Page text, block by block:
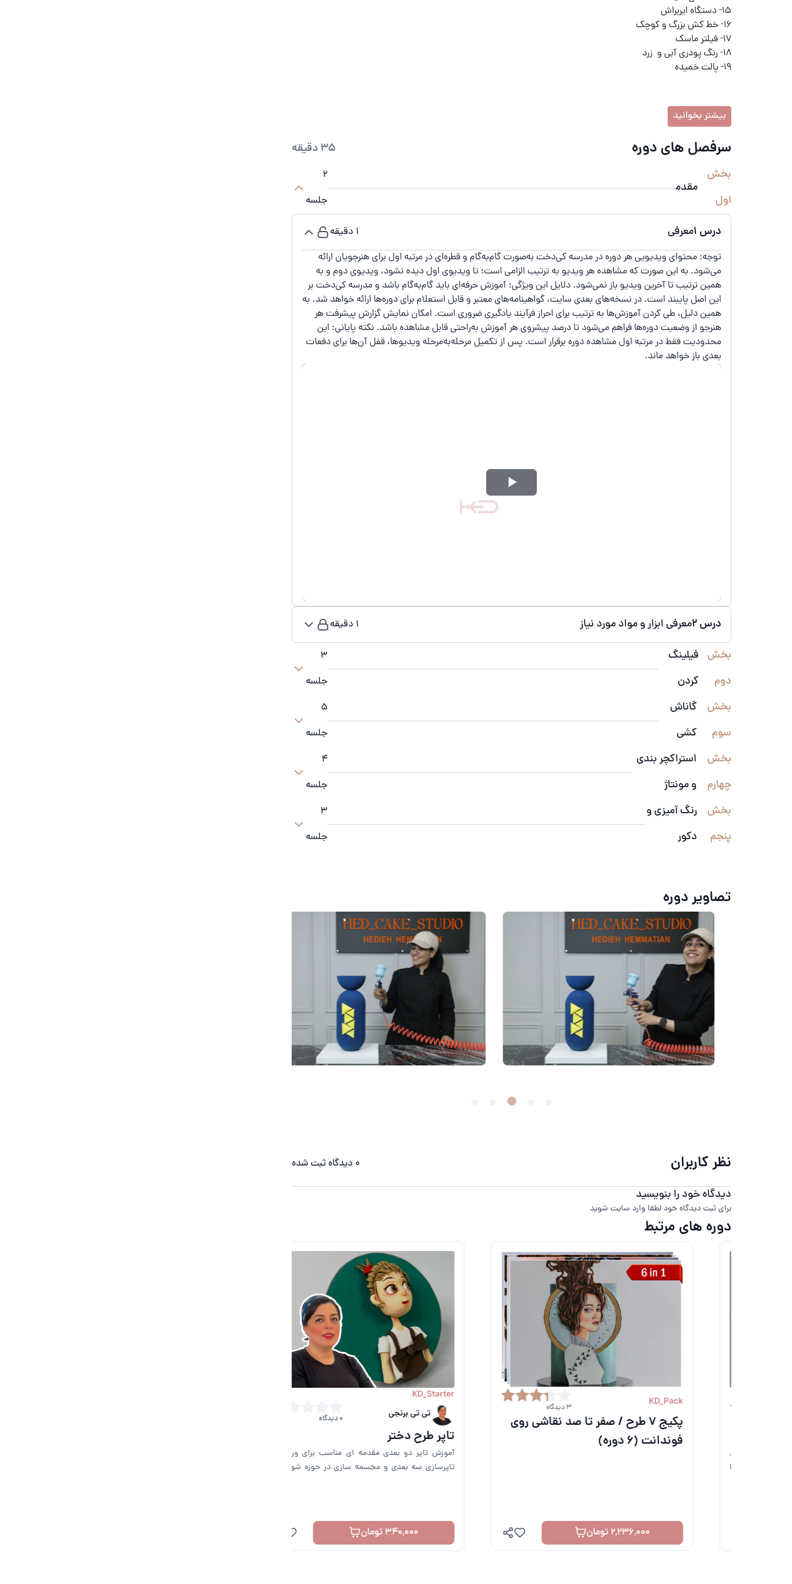
15- دستگاه ایربراش
16- خط کش بزرگ و کوچک
17- فیلتر ماسک
18- رنگ پودری آبی و زرد
19- پالت خمیده
بیشتر بخوانید
سرفصل های دوره
35 دقیقه
بخش
اول
مقدمه
2
جلسه
درس 1 معرفی
1 دقیقه
توجه: محتوای ویدیویی هر دوره در مدرسه کی‌دخت به‌صورت گام‌به‌گام و قطره‌ای در مرتبه اول برای هنرجویان ارائه
می‌شود. به این صورت که مشاهده هر ویدیو به ترتیب الزامی است؛ تا ویدیوی اول دیده نشود، ویدیوی دوم و به
همین ترتیب تا آخرین ویدیو باز نمی‌شود. دلایل این ویژگی: آموزش حرفه‌ای باید گام‌به‌گام باشد و مدرسه کی‌دخت بر
این اصل پایبند است. در نسخه‌های بعدی سایت، گواهینامه‌های معتبر و قابل استعلام برای دوره‌ها ارائه خواهد شد. به
همین دلیل، طی کردن آموزش‌ها به ترتیب برای احراز فرآیند یادگیری ضروری است. امکان نمایش گزارش پیشرفت هر
هنرجو از وضعیت دوره‌ها فراهم می‌شود تا درصد پیشروی هر آموزش به‌راحتی قابل مشاهده باشد. نکته پایانی: این
محدودیت فقط در مرتبه اول مشاهده دوره برقرار است. پس از تکمیل مرحله‌به‌مرحله ویدیوها، قفل آن‌ها برای دفعات
بعدی باز خواهد ماند.
Play
درس 2 معرفی ابزار و مواد مورد نیاز 1 دقیقه
بخش
دوم
فیلینگ
کردن
3
جلسه
بخش
سوم
گاناش
کشی
5
جلسه
بخش
چهارم
استراکچر بندی
و مونتاژ
4
جلسه
بخش
پنجم
رنگ آمیزی و
دکور
3
جلسه
تصاویر دوره
نظر کاربران 0 دیدگاه ثبت شده
دیدگاه خود را بنویسید
برای ثبت دیدگاه خود لطفا وارد سایت شوید
دوره های مرتبط
KD_Pack
پکیج 7 طرح / صفر تا صد نقاشی روی
فوندانت(6 دوره)
2,236,000 تومان
KD_Starter
تی تی برنجی
تاپر طرح دختر
آموزش تاپر دو بعدی مقدمه ای مناسب برای ورود به
تاپرسازی سه بعدی و مجسمه سازی در حوزه شوگرآرت